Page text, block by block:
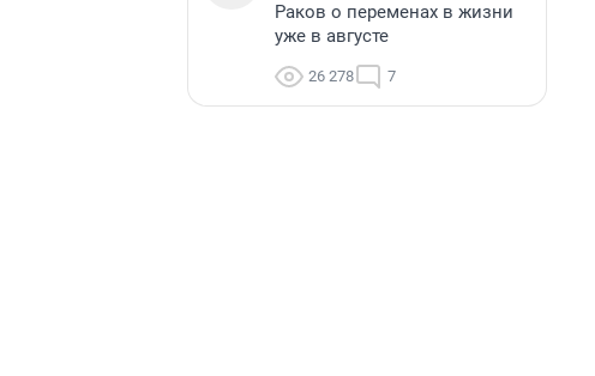
Раков о переменах в жизни
уже в августе
26 278 7